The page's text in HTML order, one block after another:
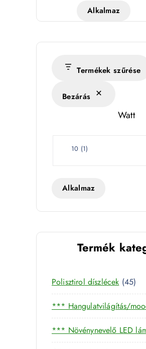
é
s
k
Alkalmaz
Termékek szűrése
Bezárás
Watt
W
t
10 (1)
Alkalmaz
Termék
Polisztirol díszlécek 454
5
t
e
r
*** Hangulatvilágítás/
*** Növénynevelő LED